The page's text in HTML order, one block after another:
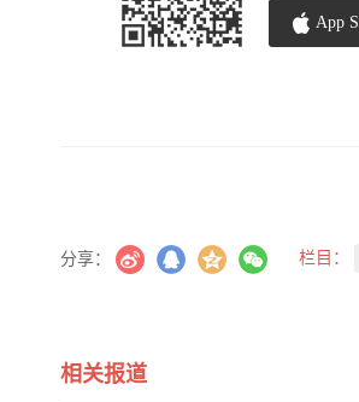
App
分享： 栏目：
相关报道